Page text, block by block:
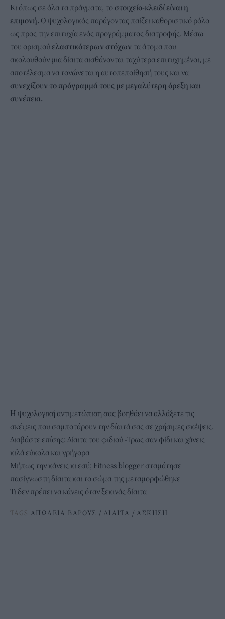
Κι όπως σε όλα τα πράγματα, το στοιχείο-κλειδί είναι η
επιμονή. Ο ψυχολογικός παράγοντας παίζει καθοριστικό ρόλο
ως προς την επιτυχία ενός προγράμματος διατροφής. Μέσω
του ορισμού ελαστικότερων στόχων τα άτομα που
ακολουθούν μια δίαιτα αισθάνονται ταχύτερα επιτυχημένοι, με
αποτέλεσμα να τονώνεται η αυτοπεποίθησή τους και να
συνεχίζουν το πρόγραμμά τους με μεγαλύτερη όρεξη και
συνέπεια.
Η ψυχολογική αντιμετώπιση σας βοηθάει να αλλάξετε τις
σκέψεις που σαμποτάρουν την δίαιτά σας σε χρήσιμες σκέψεις.
Διαβάστε επίσης: Δίαιτα του φιδιού -Τρως σαν φίδι και χάνεις
κιλά εύκολα και γρήγορα
Μήπως την κάνεις κι εσύ; Fitness blogger σταμάτησε
πασίγνωστη δίαιτα και το σώμα της μεταμορφώθηκε
Τι δεν πρέπει να κάνεις όταν ξεκινάς δίαιτα
TAGS ΑΠΩΛΕΙΑ ΒΑΡΟΥΣ / ΔΙΑΙΤΑ / ΑΣΚΗΣΗ